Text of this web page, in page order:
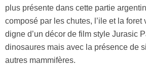
plus présente dans cette partie
composé par les chutes, l’ile et la
digne d’un décor de film style Jurasic
dinosaures mais avec la présence de
autres mammifères.